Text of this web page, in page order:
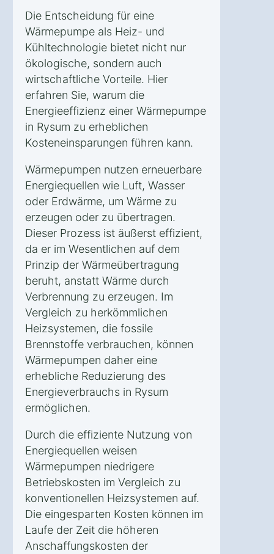
Die Entscheidung für eine
Wärmepumpe als Heiz- und
Kühltechnologie bietet nicht nur
ökologische, sondern auch
wirtschaftliche Vorteile. Hier
erfahren Sie, warum die
Energieeffizienz einer Wärmepumpe
in Rysum zu erheblichen
Kosteneinsparungen führen kann.
Wärmepumpen nutzen erneuerbare
Energiequellen wie Luft, Wasser
oder Erdwärme, um Wärme zu
erzeugen oder zu übertragen.
Dieser Prozess ist äußerst effizient,
da er im Wesentlichen auf dem
Prinzip der Wärmeübertragung
beruht, anstatt Wärme durch
Verbrennung zu erzeugen. Im
Vergleich zu herkömmlichen
Heizsystemen, die fossile
Brennstoffe verbrauchen, können
Wärmepumpen daher eine
erhebliche Reduzierung des
Energieverbrauchs in Rysum
ermöglichen.
Durch die effiziente Nutzung von
Energiequellen weisen
Wärmepumpen niedrigere
Betriebskosten im Vergleich zu
konventionellen Heizsystemen auf.
Die eingesparten Kosten können im
Laufe der Zeit die höheren
Anschaffungskosten der